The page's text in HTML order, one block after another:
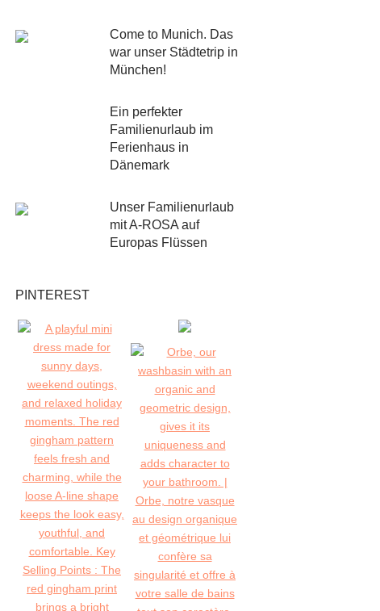
Come to Munich. Das
war unser Städtetrip in
München!
Ein perfekter
Familienurlaub im
Ferienhaus in
Dänemark
Unser Familienurlaub
mit A-ROSA auf
Europas Flüssen
PINTEREST